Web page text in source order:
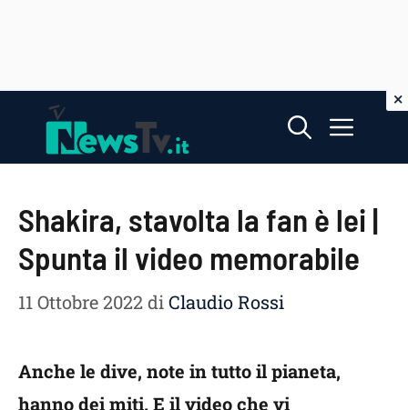
contenuto
Menu
Shakira, stavolta la fan è lei |
Spunta il video memorabile
11 Ottobre 2022diClaudio Rossi
Anche le dive, note in tutto il pianeta,
hanno dei miti. E il video che vi